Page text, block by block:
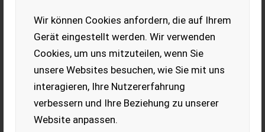
Wir können Cookies anfordern, die auf Ihrem
Gerät eingestellt werden. Wir verwenden
Cookies, um uns mitzuteilen, wenn Sie
unsere Websites besuchen, wie Sie mit uns
interagieren, Ihre Nutzererfahrung
verbessern und Ihre Beziehung zu unserer
Website anpassen.
Ladeort
Ort